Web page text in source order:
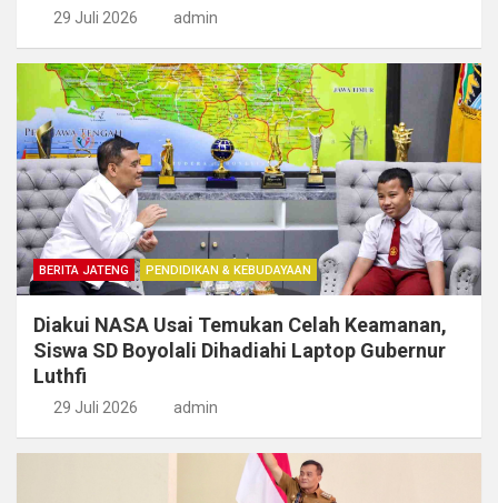
29 Juli 2026 admin
BERITA JATENG PENDIDIKAN & KEBUDAYAAN
Diakui NASA Usai Temukan Celah Keamanan,
Siswa SD Boyolali Dihadiahi Laptop Gubernur
Luthfi
29 Juli 2026 admin